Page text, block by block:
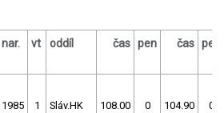
nar. vt oddíl čas pen čas pen
1985 1 Sláv.HK 108.00 0 104.90 0